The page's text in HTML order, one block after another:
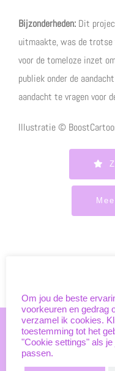
Bijzonderheden: Dit
uitmaakte, was de trotse
voor de tomeloze inzet
publiek onder de
aandacht te vragen voor
Illustratie ©
Om jou de beste
voorkeuren en gedrag
verzamel ik cookies.
toestemming tot het
"Cookie settings" als
passen.